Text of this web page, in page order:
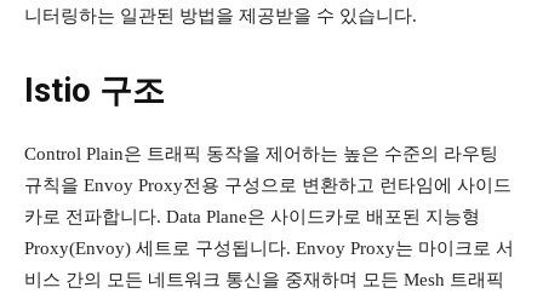
니터링하는 일관된 방법을 제공받을 수 있습니다.
Istio 구조
Control Plain은 트래픽 동작을 제어하는 ​​높은 수준의 라우팅
규칙을 Envoy Proxy전용 구성으로 변환하고 런타임에 사이드
카로 전파합니다. Data Plane은 사이드카로 배포된 지능형
Proxy(Envoy) 세트로 구성됩니다. Envoy Proxy는 마이크로 서
비스 간의 모든 네트워크 통신을 중재하며 모든 Mesh 트래픽